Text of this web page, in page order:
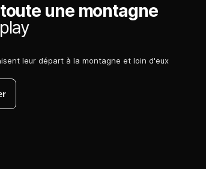
une montagne
leur départ à la montagne et loin d'eux